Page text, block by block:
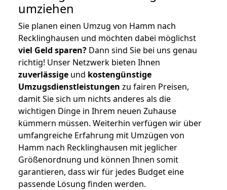
umziehen
Sie planen einen Umzug von Hamm nach
Recklinghausen und möchten dabei möglichst
viel Geld sparen? Dann sind Sie bei uns genau
richtig! Unser Netzwerk bieten Ihnen
zuverlässige und kostengünstige
Umzugsdienstleistungen zu fairen Preisen,
damit Sie sich um nichts anderes als die
wichtigen Dinge in Ihrem neuen Zuhause
kümmern müssen. Weiterhin verfügen wir über
umfangreiche Erfahrung mit Umzügen von
Hamm nach Recklinghausen mit jeglicher
Größenordnung und können Ihnen somit
garantieren, dass wir für jedes Budget eine
passende Lösung finden werden.